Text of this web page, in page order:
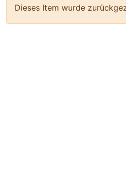
Dieses Item wurde